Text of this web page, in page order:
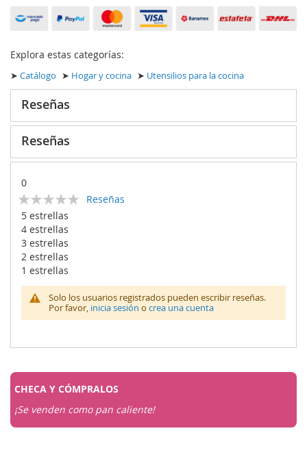
Explora estas categorías:
➤ Catálogo ➤ Hogar y cocina ➤ Utensilios para la cocina
Reseñas
Reseñas
0
Calificación:
% of100
Reseñas
5 estrellas
4 estrellas
3 estrellas
2 estrellas
1 estrellas
Solo los usuarios registrados pueden escribir reseñas.
Por favor, inicia sesión o crea una cuenta
CHECA Y CÓMPRALOS
¡Se venden como pan caliente!